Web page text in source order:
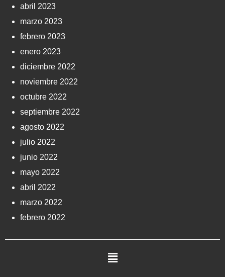
abril 2023
marzo 2023
febrero 2023
enero 2023
diciembre 2022
noviembre 2022
octubre 2022
septiembre 2022
agosto 2022
julio 2022
junio 2022
mayo 2022
abril 2022
marzo 2022
febrero 2022